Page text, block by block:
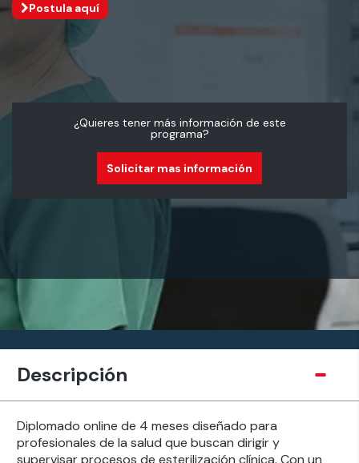
Postula aquí
¿Quieres tener más información de este
programa?
Solicitar mas información
Descripción
Diplomado online de 4 meses diseñado para
profesionales de la salud que buscan dirigir y
supervisar procesos de esterilización clínica. Con un